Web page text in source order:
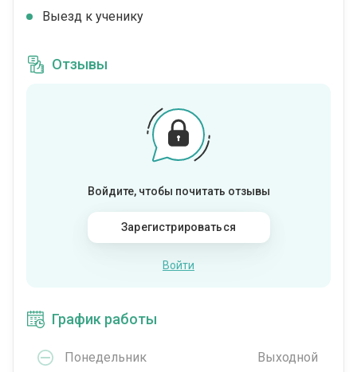
Выезд к ученику
Отзывы
Войдите, чтобы почитать отзывы
Зарегистрироваться
Войти
График работы
Понедельник Выходной